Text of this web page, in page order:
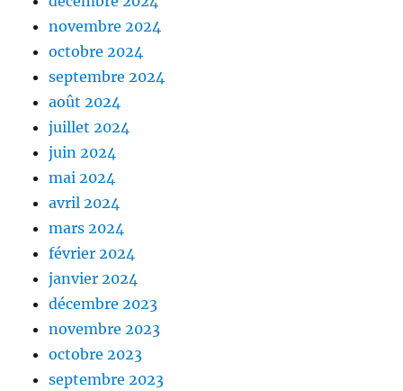
novembre 2024
octobre 2024
septembre 2024
août 2024
juillet 2024
juin 2024
mai 2024
avril 2024
mars 2024
février 2024
janvier 2024
décembre 2023
novembre 2023
octobre 2023
septembre 2023